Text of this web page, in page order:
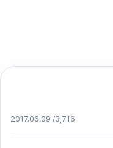
2017.06.09 /3,716